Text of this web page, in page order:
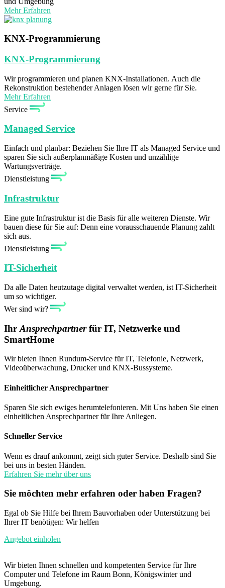
Mehr Erfahren
KNX-Programmierung
KNX-Programmierung
Wir programmieren und planen KNX-Installationen. Auch die
Rekonstruktion bestehender Anlagen lösen wir gerne für Sie.
Mehr Erfahren
Service
Managed Service
Einfach und planbar: Beziehen Sie Ihre IT als Managed Service und
sparen Sie sich außerplanmäßige Kosten und unzählige
Wartungsverträge.
Dienstleistung
Infrastruktur
Eine gute Infrastruktur ist die Basis für alle weiteren Dienste. Wir
bauen diese für Sie auf: Denn eine vo­r­aus­schau­ende Planung zahlt
sich aus.
Dienstleistung
IT-Sicherheit
Da alle Daten heutzutage digital verwaltet werden, ist IT-Sicherheit
um so wichtiger.
Wer sind wir?
Ihr Ansprechpartnerfür IT, Netzwerke und
SmartHome
Wir bieten Ihnen Rundum-Service für IT, Telefonie, Netzwerk,
Videoüberwachung, Drucker und KNX-Bussysteme.
Einheitlicher Ansprechpartner
Sparen Sie sich ewiges herumtelefonieren. Mit Uns haben Sie einen
einheitlichen Ansprechpartner für Ihre Anliegen.
Schneller Service
Wenn es drauf ankommt, zeigt sich guter Service. Deshalb sind Sie
bei uns in besten Händen.
Erfahren Sie mehr über uns
Sie möchten mehr erfahren oder haben Fragen?
Egal ob Sie Hilfe bei Ihrem Bauvorhaben oder Unterstützung bei
Ihrer IT benötigen: Wir helfen
Angebot einholen
Wir bieten Ihnen schnellen und kompetenten Service für Ihre
Computer und Telefone im Raum Bonn, Königswinter und
Umgebung.